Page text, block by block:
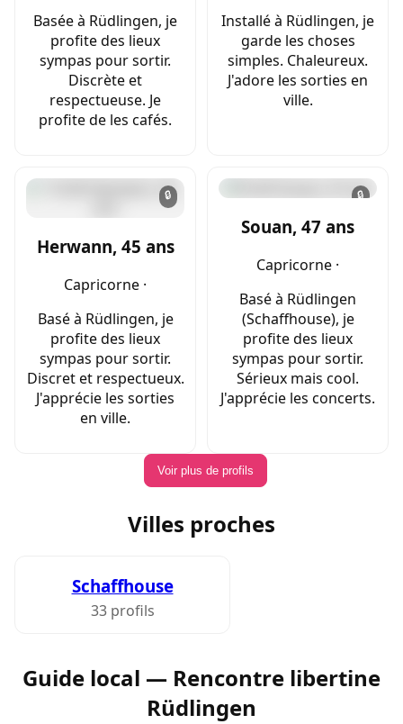
Basée à Rüdlingen, je
profite des lieux
sympas pour sortir.
Discrète et
respectueuse. Je
profite de les cafés.
Installé à Rüdlingen, je
garde les choses
simples. Chaleureux.
J'adore les sorties en
ville.
🔒
Herwann, 45 ans
Capricorne ·
Basé à Rüdlingen, je
profite des lieux
sympas pour sortir.
Discret et respectueux.
J'apprécie les sorties
en ville.
🔒
Souan, 47 ans
Capricorne ·
Basé à Rüdlingen
(Schaffhouse), je
profite des lieux
sympas pour sortir.
Sérieux mais cool.
J'apprécie les concerts.
Voir plus de profils
Villes proches
Schaffhouse
33 profils
Guide local — Rencontre libertine
Rüdlingen